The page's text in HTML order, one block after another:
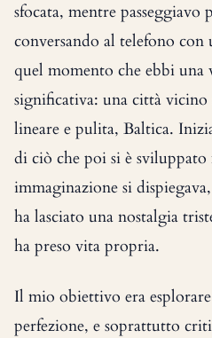
sfocata, mentre passeggiavo
conversando al telefono con
quel momento che ebbi una
significativa: una città
lineare e pulita, Baltica.
di ciò che poi si è
immaginazione si
ha lasciato una nostalgia
ha preso vita propria.
Il mio obiettivo era
perfezione, e soprattutto